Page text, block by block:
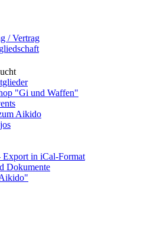
/ Vertrag
"Gi und Waffen"
Aikido
Export in iCal-Format
Dokumente